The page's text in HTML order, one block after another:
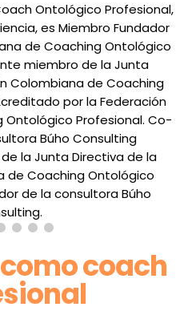
Ontológico Profesional,
es Miembro Fundador
de Coaching Ontológico
miembro de la Junta
Colombiana de Coaching
por la Federación
Profesional. Co-
Búho Consulting
la Junta Directiva de la
de Coaching Ontológico
de la consultora Búho
coach